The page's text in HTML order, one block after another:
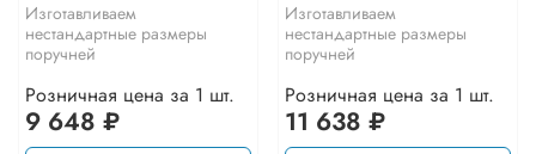
Изготавливаем
нестандартные размеры
поручней
Розничная цена за 1 шт.
9 648 ₽
Изготавливаем
нестандартные размеры
поручней
Розничная цена за 1 шт.
11 638 ₽